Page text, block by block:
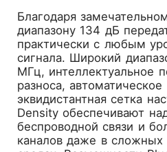
Благодаря
диапазону 134 дБ
практически с любым
сигнала. Широкий
МГц, интеллектуальное
разноса,
эквидистантная сетка
Density обеспечивают
беспроводной связи и
каналов даже в сложных